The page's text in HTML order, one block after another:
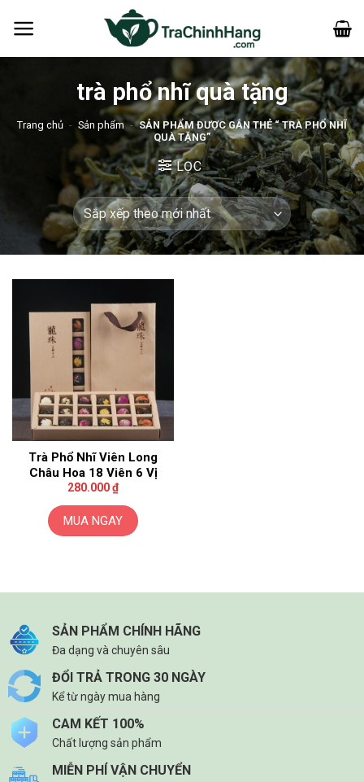
qua
trà phổ nhĩ quà tặng
Trang chủ - Sản phẩm - SẢN PHẨM ĐƯỢC GẮN THẺ “ TRÀ PHỔ NHĨ
QUÀ TẶNG”
LỌC
Trà Phổ Nhĩ Viên Long
Châu Hoa 18 Viên 6 Vị
280.000₫
MUA NGAY
SẢN PHẨM CHÍNH HÃNG
Đa dạng và chuyên sâu
ĐỔI TRẢ TRONG 30 NGÀY
Kể từ ngày mua hàng
CAM KẾT 100%
Chất lượng sản phẩm
MIỄN PHÍ VẬN CHUYỂN